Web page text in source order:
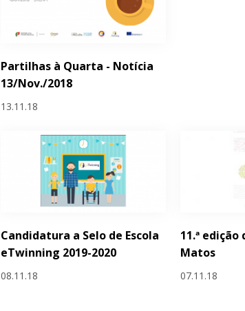
Partilhas à Quarta - Notícia
13/Nov./2018
13.11.18
Candidatura a Selo de Escola
eTwinning 2019-2020
08.11.18
11.ª
Matos
07.11.18